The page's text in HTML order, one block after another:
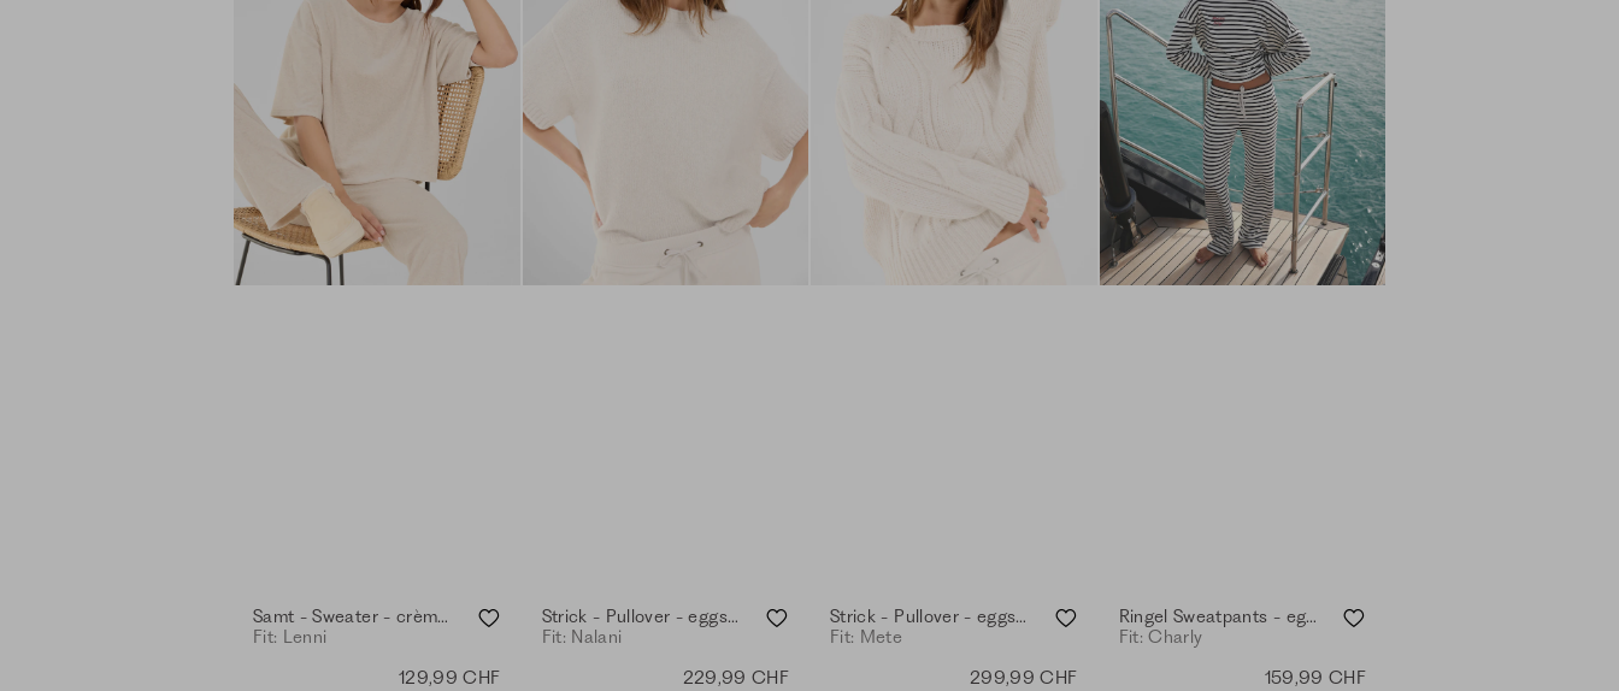
Samt - Sweater - crème mel.
Fit: Lenni
129,99 CHF
Strick - Pullover - eggshell
Fit: Nalani
229,99 CHF
Strick - Pullover - eggshell
Fit: Mete
299,99 CHF
Ringel Sweatpants - eggshell
Fit: Charly
159,99 CHF